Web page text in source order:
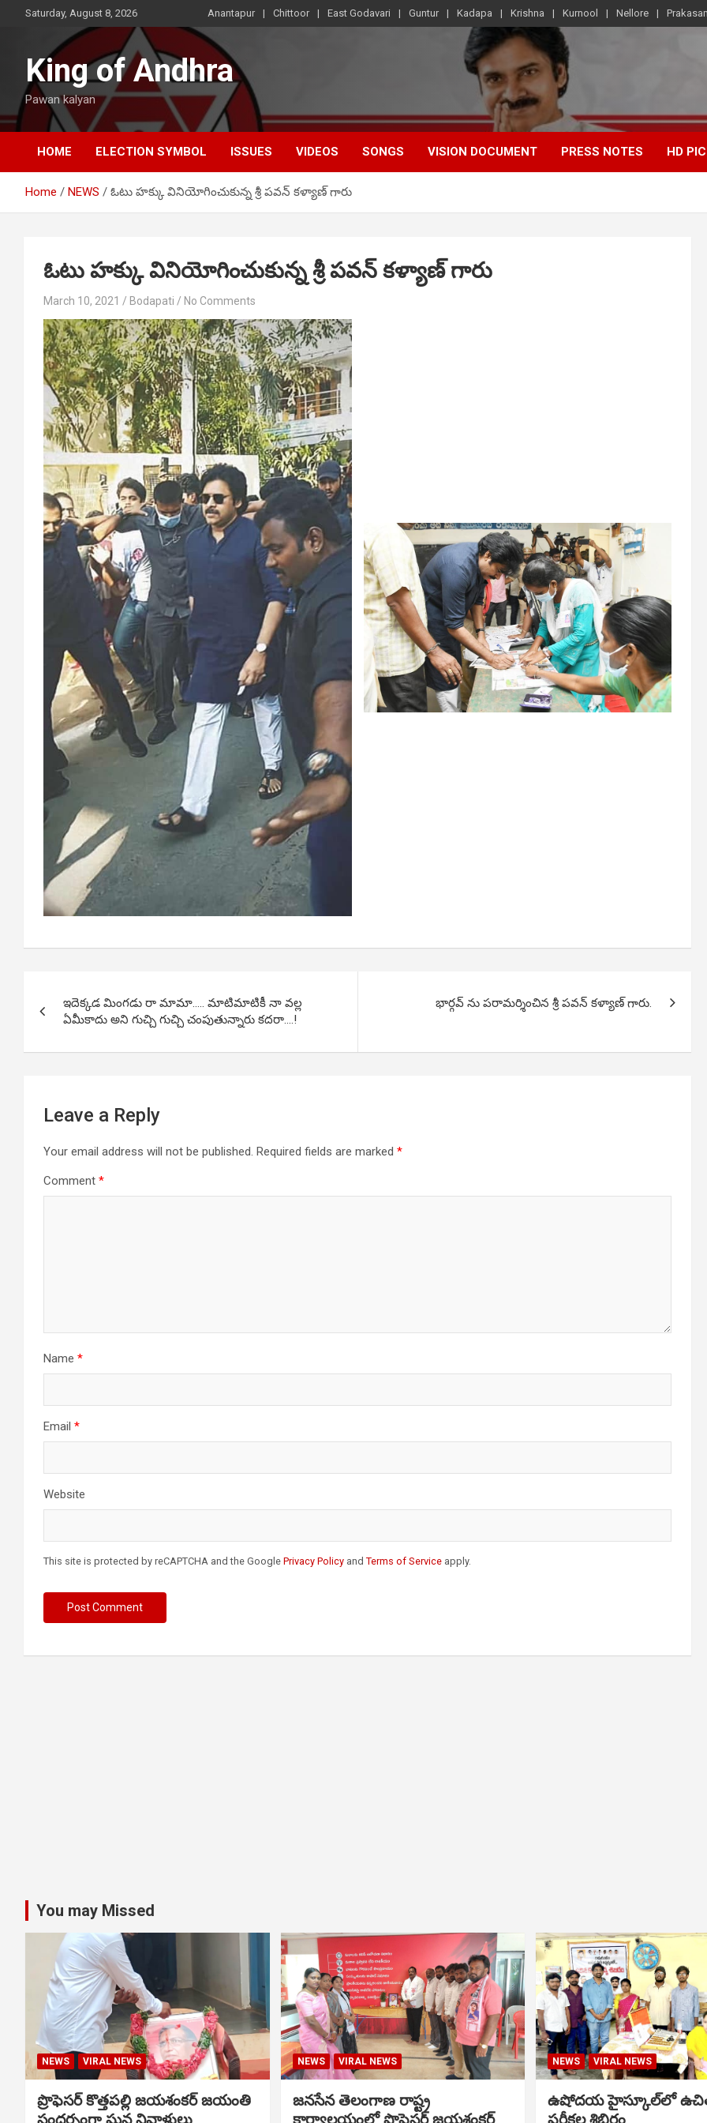
Saturday, August 8, 2026 Anantapur Chittoor East Godavari Guntur Kadapa Krishna Kurnool Nellore
King of Andhra
Pawan kalyan
HOME ELECTION SYMBOL ISSUES VIDEOS SONGS VISION DOCUMENT PRESS NOTES HD
Home NEWS ఓటు హక్కు వినియోగించుకున్న శ్రీ పవన్ కళ్యాణ్ గారు
ఓటు హక్కు వినియోగించుకున్న శ్రీ పవన్ కళ్యాణ్ గారు
March 10, 2021 Bodapati No Comments
navigation
ఇదెక్కడ మింగడు రా మామా….. మాటిమాటికీ నా వల్ల
ఏమీకాదు అని గుచ్చి గుచ్చి చంపుతున్నారు కదరా….!
భార్గవ్ ను పరామర్శించిన శ్రీ పవన్ కళ్యాణ్ గారు.
Leave a Reply
Your email address will not be published. Required fields are marked *
Comment *
Name *
Email *
Website
This site is protected by reCAPTCHA and the Google Privacy Policy and Terms of Service apply.
You may Missed
NEWS VIRAL NEWS
ప్రొఫెసర్ కొత్తపల్లి జయశంకర్ జయంతి
సందర్భంగా ఘన నివాళులు
NEWS VIRAL NEWS
జనసేన తెలంగాణ రాష్ట్ర
కార్యాలయంలో ప్రొఫెసర్ జయశంకర్
NEWS VIRAL NEWS
ఉషోదయ హైస్కూల్‌లో
పరీక్షల శిబిరం